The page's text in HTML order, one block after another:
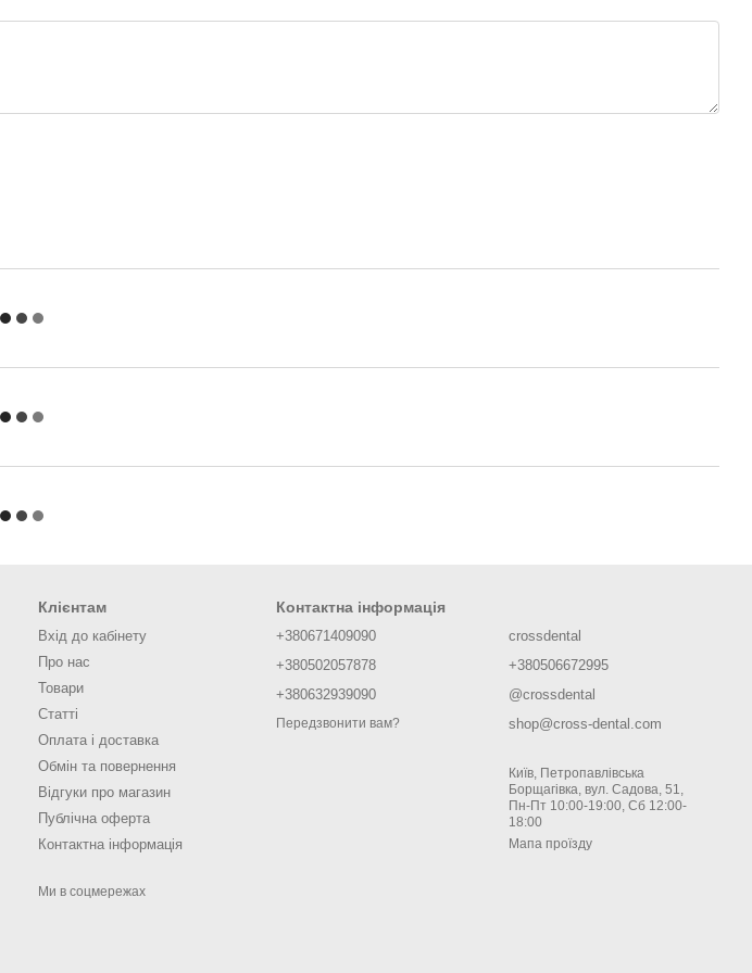
Клієнтам
Вхід до кабінету
Про нас
Товари
Статті
Оплата і доставка
Обмін та повернення
Відгуки про магазин
Публічна оферта
Контактна інформація
Ми в соцмережах
Контактна інформація
+380671409090
+380502057878
+380632939090
Передзвонити вам?
crossdental
+380506672995
@crossdental
shop@cross-dental.com
Київ, Петропавлівська
Борщагівка, вул. Садова, 51,
Пн-Пт 10:00-19:00, Сб 12:00-
18:00
Мапа проїзду